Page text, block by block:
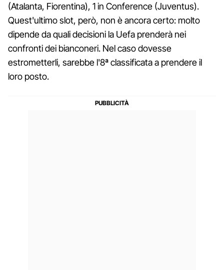
(Atalanta, Fiorentina), 1 in Conference (Juventus).
Quest'ultimo slot, però, non è ancora certo: molto
dipende da quali decisioni la Uefa prenderà nei
confronti dei bianconeri. Nel caso dovesse
estrometterli, sarebbe l'8ª classificata a prendere il
loro posto.